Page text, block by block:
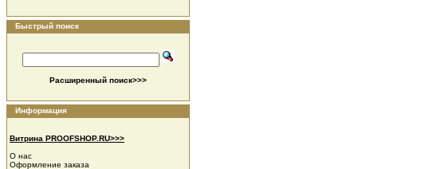
Быстрый поиск
Расширенный поиск>>>
Информация
Витрина PROOFSHOP.RU>>>
О нас
Оформление заказа